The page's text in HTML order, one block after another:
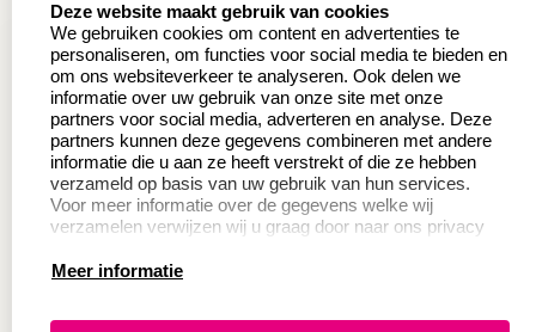
Wederverkoper
worden
Sale
Betaling & Verzending
Veel gestelde vragen
Retourneren
Herroepingsrecht
Productinformatie:
Instructie voor
Deze website maakt gebruik van cookies
We gebruiken cookies om content en advertenties te
personaliseren, om functies voor social media te bieden en
om ons websiteverkeer te analyseren. Ook delen we
informatie over uw gebruik van onze site met onze
partners voor social media, adverteren en analyse. Deze
partners kunnen deze gegevens combineren met andere
informatie die u aan ze heeft verstrekt of die ze hebben
verzameld op basis van uw gebruik van hun services.
Voor meer informatie over de gegevens welke wij
verzamelen verwijzen wij u graag door naar ons privacy
Meer informatie